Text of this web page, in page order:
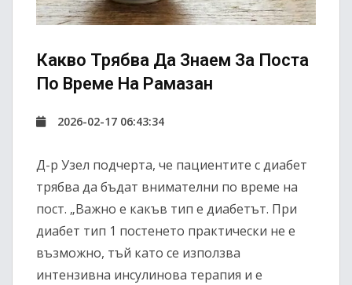
Какво Трябва Да Знаем За Поста
По Време На Рамазан
2026-02-17 06:43:34
Д-р Узел подчерта, че пациентите с диабет
трябва да бъдат внимателни по време на
пост. „Важно е какъв тип е диабетът. При
диабет тип 1 постенето практически не е
възможно, тъй като се използва
интензивна инсулинова терапия и е